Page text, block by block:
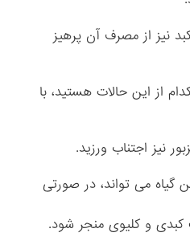
نیز از مصرف آن پرهیز
از این حالات هستید، با
نیز اجتناب ورزید.
گیاه می تواند، در صورتی
کبدی و کلیوی منجر شود.